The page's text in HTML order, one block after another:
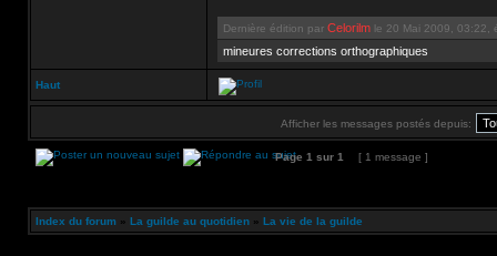
Dernière édition par Celorilm le 20 Mai 2009, 03:22,
mineures corrections orthographiques
Haut
Afficher les messages postés depuis:
Page 1 sur 1 [ 1 message ]
Index du forum » La guilde au quotidien » La vie de la guilde